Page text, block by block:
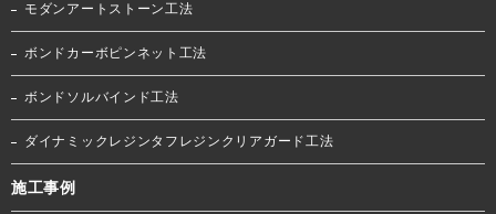
モダンアートストーン工法
ボンドカーボピンネット工法
ボンドソルバインド工法
ダイナミックレジンタフレジンクリアガード工法
施工事例